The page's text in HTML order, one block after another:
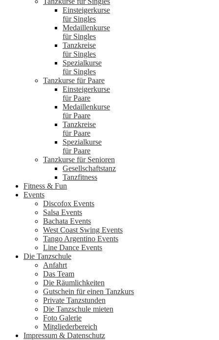
Einsteigerkurse
für Singles
Medaillenkurse
für Singles
Tanzkreise
für Singles
Spezialkurse
für Singles
Tanzkurse für Paare
Einsteigerkurse
für Paare
Medaillenkurse
für Paare
Tanzkreise
für Paare
Spezialkurse
für Paare
Tanzkurse für Senioren
Gesellschaftstanz
Tanzfitness
Fitness & Fun
Events
Discofox Events
Salsa Events
Bachata Events
West Coast Swing Events
Tango Argentino Events
Line Dance Events
Die Tanzschule
Anfahrt
Das Team
Die Räumlichkeiten
Gutschein für einen Tanzkurs
Private Tanzstunden
Die Tanzschule mieten
Foto Galerie
Mitgliederbereich
Impressum & Datenschutz